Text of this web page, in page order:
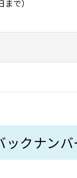
で）
ックナンバ